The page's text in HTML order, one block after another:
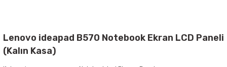
Lenovo ideapad B570 Notebook Ekran LCD Paneli
(Kalın Kasa)